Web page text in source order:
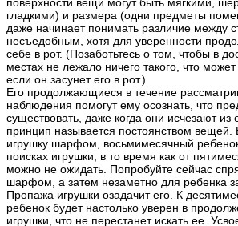
поверхности вещи могут быть мягкими,
гладкими) и размера (одни предметы
даже начинает понимать различие между
несъедобным, хотя для уверенности
себе в рот. (Позаботьтесь о том, чтобы в
местах не лежало ничего такого, что
если он засунет его в рот.)
Его продолжающиеся в течение
наблюдения помогут ему осознать, что
существовать, даже когда они исчезают из
принцип называется постоянством вещей.
игрушку шарфом, восьмимесячный
поисках игрушки, в то время как от
можно не ожидать. Попробуйте сейчас
шарфом, а затем незаметно для ребенка
Пропажа игрушки озадачит его. К
ребенок будет настолько уверен в
игрушки, что не перестанет искать ее.